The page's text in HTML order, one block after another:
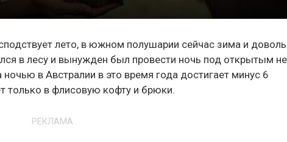
лето, в южном полушарии сейчас зима и
в лесу и вынужден был провести ночь под открытым
в Австралии в это время года достигает минус 6
только в флисовую кофту и брюки.
РЕКЛАМА